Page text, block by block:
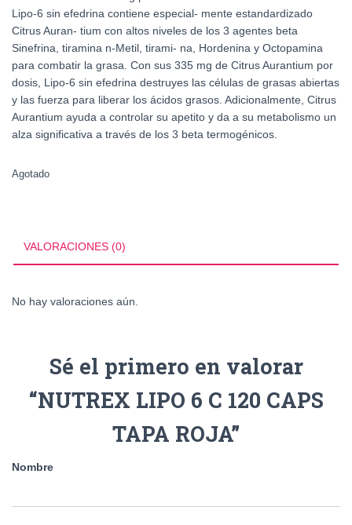
Lipo-6 sin efedrina contiene especial- mente estandardizado
Citrus Auran- tium con altos niveles de los 3 agentes beta
Sinefrina, tiramina n-Metil, tirami- na, Hordenina y Octopamina
para combatir la grasa. Con sus 335 mg de Citrus Aurantium por
dosis, Lipo-6 sin efedrina destruyes las células de grasas abiertas
y las fuerza para liberar los ácidos grasos. Adicionalmente, Citrus
Aurantium ayuda a controlar su apetito y da a su metabolismo un
alza significativa a través de los 3 beta termogénicos.
Agotado
VALORACIONES (0)
No hay valoraciones aún.
Sé el primero en valorar
“NUTREX LIPO 6 C 120 CAPS
TAPA ROJA”
Nombre